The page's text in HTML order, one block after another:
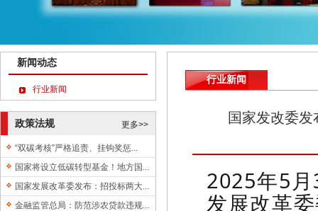
新闻动态
行业新闻
更多>>
政策法规
“双碳考核”严格追责、挂钩奖惩...
国家将设立低碳转型基金！地方国...
国家发展改革委发布：招投标两大...
金融监管总局：防范涉农贷款违规...
行业新闻
国家发改委
2025年5
发展改革